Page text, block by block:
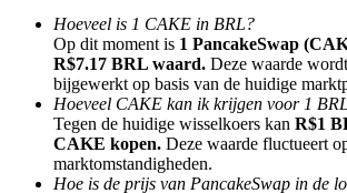
Doorverwijzing
Nodig een vriend uit om contante
Deposit CASHCAT & Win
Hoeveel is 1 CAKE in BRL?
Op dit moment is 1 PancakeSwap
R$7.17 BRL waard. Deze waarde
bijgewerkt op basis van de huidige
Hoeveel CAKE kan ik krijgen voor 1
Tegen de huidige wisselkoers kan R$1
CAKE kopen. Deze waarde fluctueert
marktomstandigheden.
Hoe is de prijs van PancakeSwap in de